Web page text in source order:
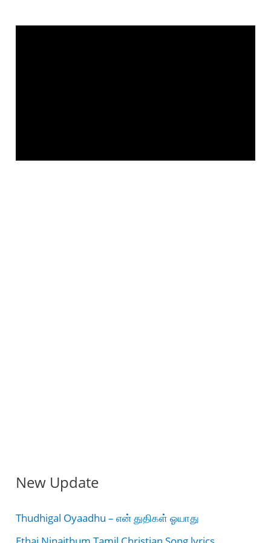
New Update
Thudhigal Oyaadhu – என் துதிகள் ஓயாது